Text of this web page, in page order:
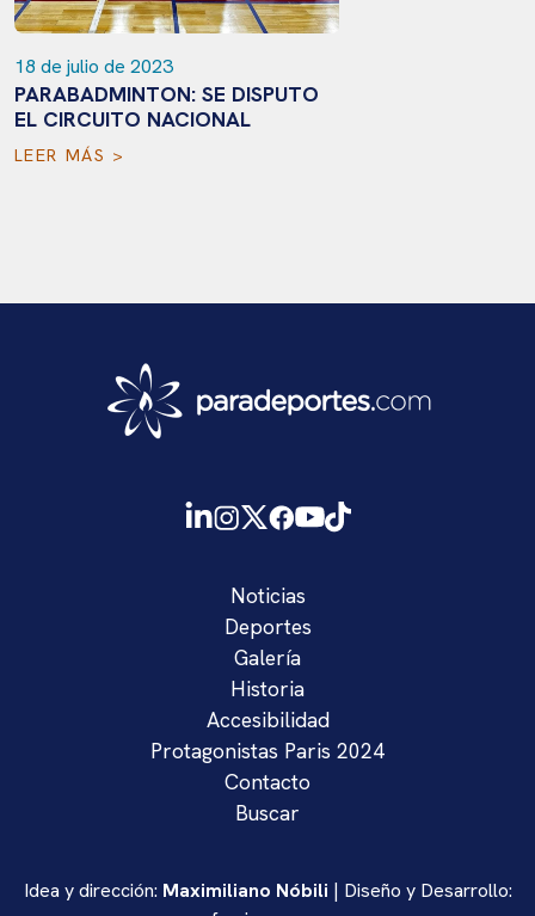
18 de julio de 2023
PARABADMINTON: SE DISPUTO
EL CIRCUITO NACIONAL
LEER MÁS >
Noticias
Deportes
Galería
Historia
Accesibilidad
Protagonistas Paris 2024
Contacto
Buscar
Idea y dirección: Maximiliano Nóbili | Diseño y Desarrollo: